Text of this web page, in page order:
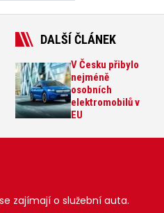
DALŠÍ ČLÁNEK
V Česku přibylo
nejméně
osobních
elektromobilů v
EU
zajímají o služební auta.